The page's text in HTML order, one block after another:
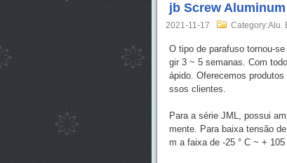
jb Screw
2021-11-17 Category:Alu.
O tipo de parafuso tornou-
gir 3 ~ 5 semanas. Com
ápido. Oferecemos
ssos clientes.
Para a série JML, possui
mente. Para baixa tensão
m a faixa de -25 ° C ~ +